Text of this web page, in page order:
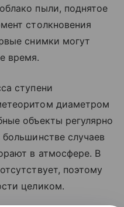
пыли, поднятое
столкновения
снимки могут
время.
ступени
диаметром
объекты регулярно
случаев
в атмосфере. В
поэтому
целиком.